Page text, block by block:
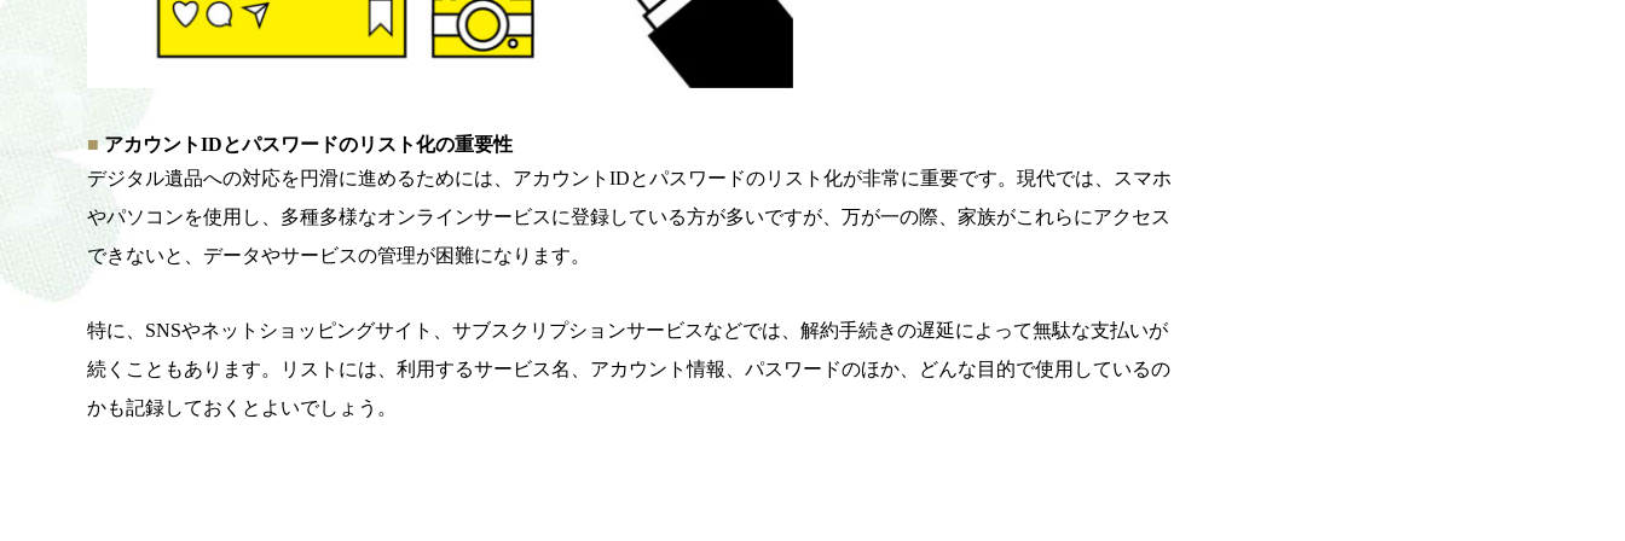
アカウントIDとパスワードのリスト化の重要性
デジタル遺品への対応を円滑に進めるためには、 アカウントIDとパスワードのリスト化が非常に重要です。 現代では、スマホ
やパソコンを使用し、 多種多様なオンラインサービスに登録している方が多いですが、 万が一の際、家族がこれらにアクセス
できないと、 データやサービスの管理が困難になります。
特に、 SNSやネットショッピングサイト、 サブスクリプションサービスなどでは、 解約手続きの遅延によって無駄な支払いが
続くこともあります。
リストには、利用するサービス名、アカウント情報、 パスワードのほか、
どんな目的で使用しているの
かも記録しておくとよいでしょう。